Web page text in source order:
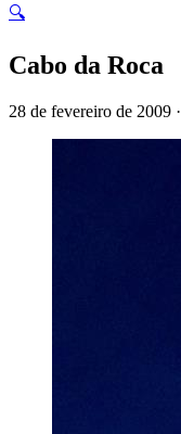
🔍
Cabo da Roca
28 de fevereiro de 2009 ·